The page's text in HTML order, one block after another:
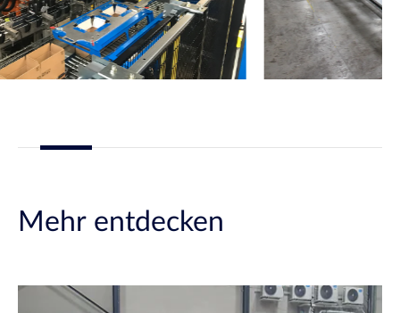
Mehr entdecken